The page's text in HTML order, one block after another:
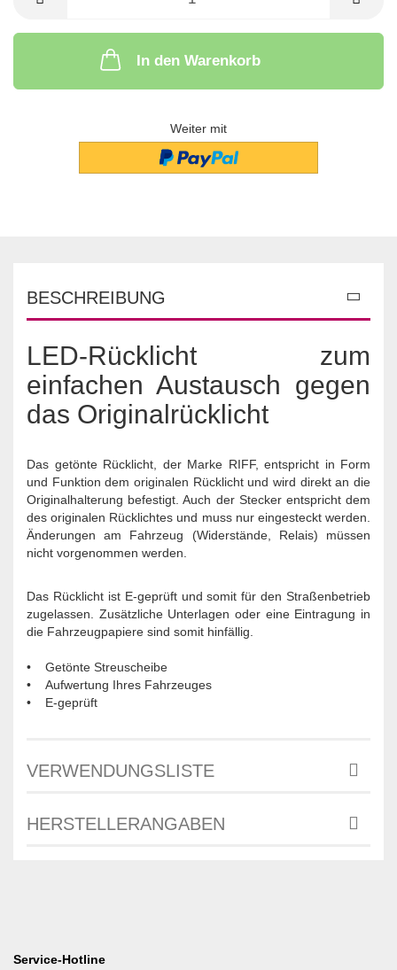
In den Warenkorb
Weiter mit
BESCHREIBUNG
LED-Rücklicht zum
einfachen Austausch gegen
das Originalrücklicht
Das getönte Rücklicht, der Marke RIFF, entspricht in Form
und Funktion dem originalen Rücklicht und wird direkt an die
Originalhalterung befestigt. Auch der Stecker entspricht dem
des originalen Rücklichtes und muss nur eingesteckt werden.
Änderungen am Fahrzeug (Widerstände, Relais) müssen
nicht vorgenommen werden.
Das Rücklicht ist E-geprüft und somit für den Straßenbetrieb
zugelassen. Zusätzliche Unterlagen oder eine Eintragung in
die Fahrzeugpapiere sind somit hinfällig.
• Getönte Streuscheibe
• Aufwertung Ihres Fahrzeuges
• E-geprüft
VERWENDUNGSLISTE
HERSTELLERANGABEN
Service-Hotline